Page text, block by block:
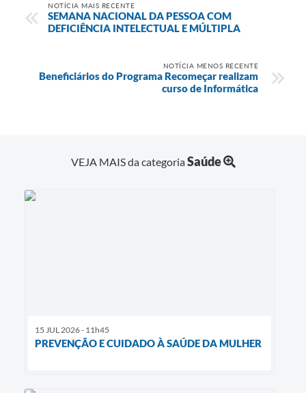
NOTÍCIA MAIS RECENTE
SEMANA NACIONAL DA PESSOA COM
DEFICIÊNCIA INTELECTUAL E MÚLTIPLA
NOTÍCIA MENOS RECENTE
Beneficiários do Programa Recomeçar realizam
curso de Informática
VEJA MAIS da categoriaSaúde
15 JUL 2026 - 11h45
PREVENÇÃO E CUIDADO À SAÚDE DA MULHER